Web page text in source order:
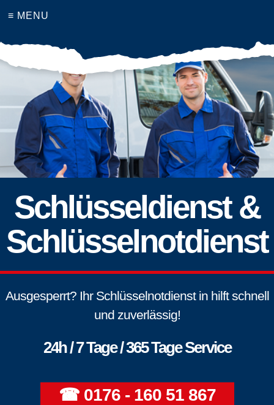
≡ MENU
Schlüsseldienst &
Schlüsselnotdienst
Ausgesperrt? Ihr Schlüsselnotdienst in hilft schnell
und zuverlässig!
24h / 7 Tage / 365 Tage Service
☎ 0176 - 160 51 867